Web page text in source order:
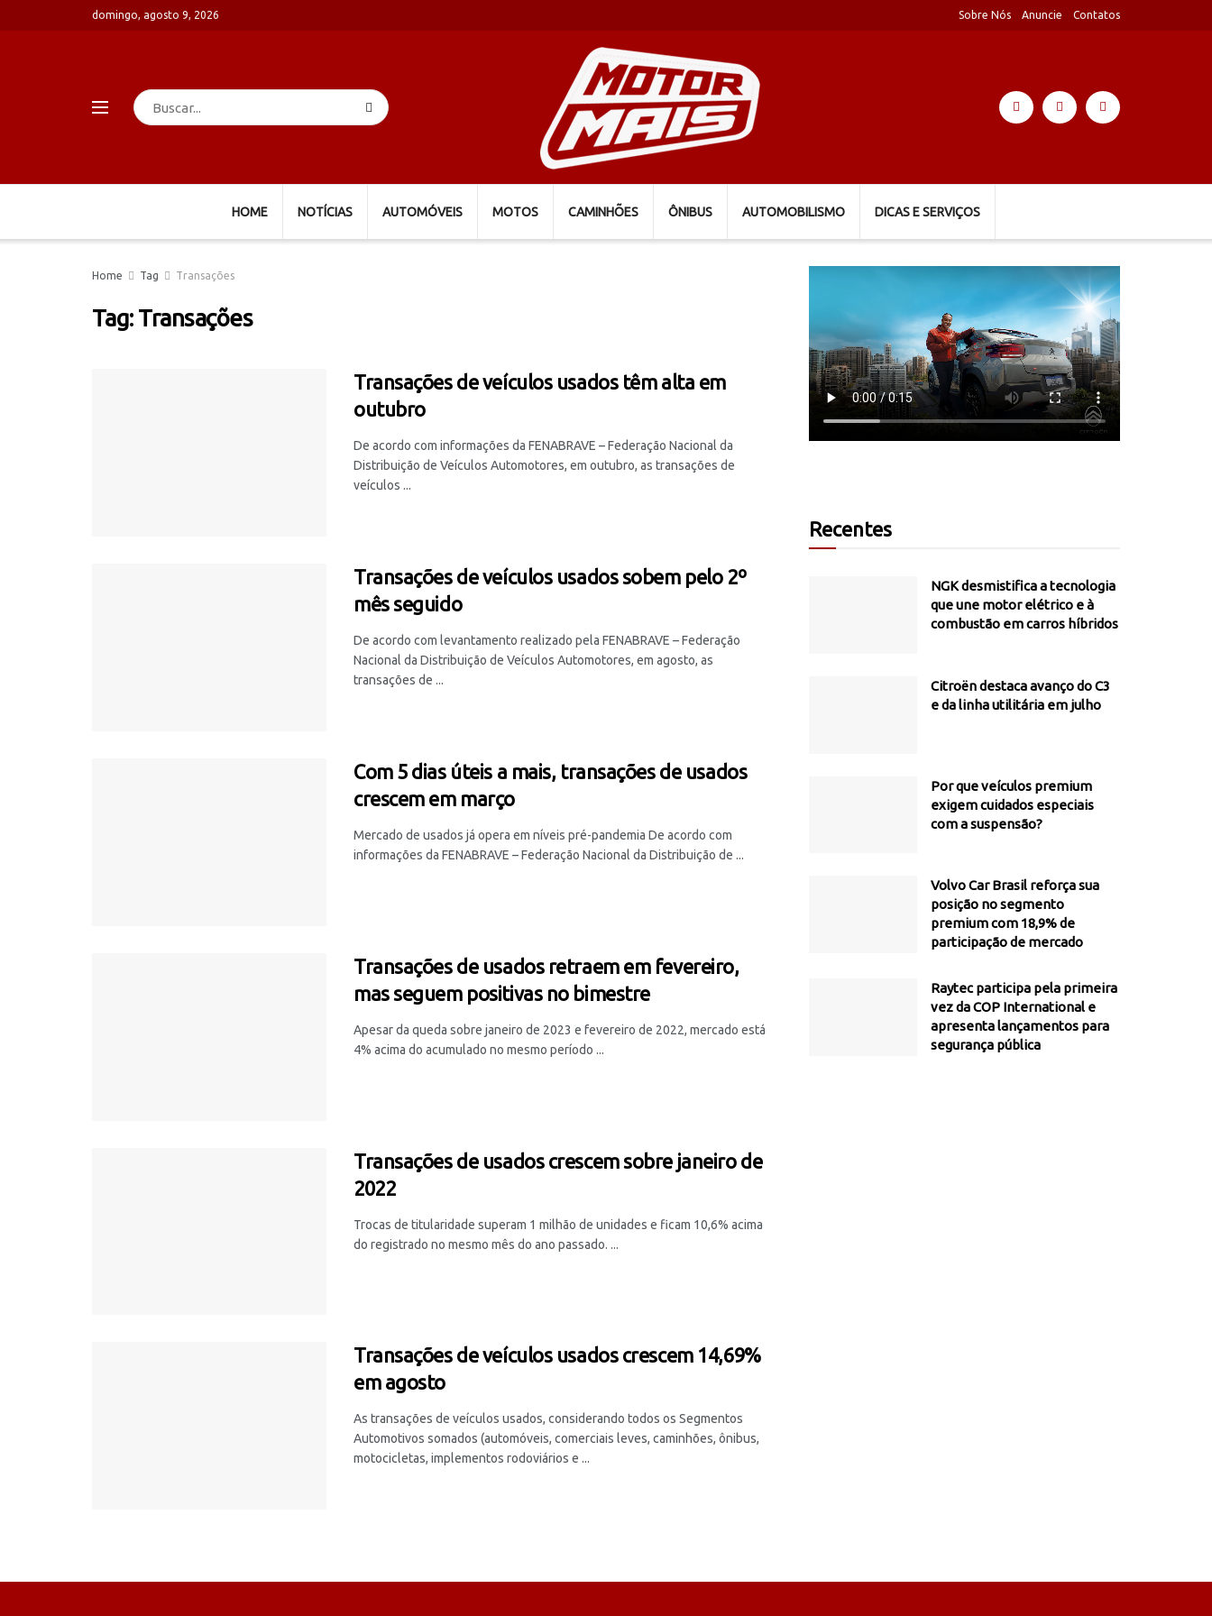
domingo, agosto 9, 2026 Sobre Nós Anuncie Contatos
HOME NOTÍCIAS AUTOMÓVEIS MOTOS CAMINHÕES ÔNIBUS AUTOMOBILISMO DICAS E SERVIÇOS
Home Tag Transações
Tag: Transações
Transações de veículos usados têm alta em
outubro
De acordo com informações da FENABRAVE – Federação Nacional da
Distribuição de Veículos Automotores, em outubro, as transações de
veículos ...
Transações de veículos usados sobem pelo 2º
mês seguido
De acordo com levantamento realizado pela FENABRAVE – Federação
Nacional da Distribuição de Veículos Automotores, em agosto, as
transações de ...
Com 5 dias úteis a mais, transações de usados
crescem em março
Mercado de usados já opera em níveis pré-pandemia De acordo com
informações da FENABRAVE – Federação Nacional da Distribuição de ...
Transações de usados retraem em fevereiro,
mas seguem positivas no bimestre
Apesar da queda sobre janeiro de 2023 e fevereiro de 2022, mercado está
4% acima do acumulado no mesmo período ...
Transações de usados crescem sobre janeiro de
2022
Trocas de titularidade superam 1 milhão de unidades e ficam 10,6% acima
do registrado no mesmo mês do ano passado. ...
Transações de veículos usados crescem 14,69%
em agosto
As transações de veículos usados, considerando todos os Segmentos
Automotivos somados (automóveis, comerciais leves, caminhões, ônibus,
motocicletas, implementos rodoviários e ...
Recentes
NGK desmistifica a tecnologia
que une motor elétrico e à
combustão em carros híbridos
Citroën destaca avanço do C3
e da linha utilitária em julho
Por que veículos premium
exigem cuidados especiais
com a suspensão?
Volvo Car Brasil reforça sua
posição no segmento
premium com 18,9% de
participação de mercado
Raytec participa pela primeira
vez da COP International e
apresenta lançamentos para
segurança pública